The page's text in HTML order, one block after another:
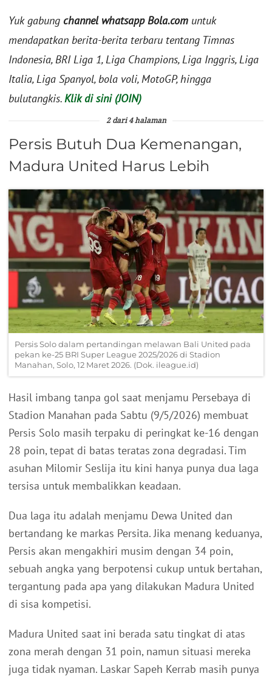
Yuk gabung channel whatsapp Bola.com untuk
mendapatkan berita-berita terbaru tentang Timnas
Indonesia, BRI Liga 1, Liga Champions, Liga Inggris, Liga
Italia, Liga Spanyol, bola voli, MotoGP, hingga
bulutangkis.Klik di sini (JOIN)
2 dari 4 halaman
Persis Butuh Dua Kemenangan,
Madura United Harus Lebih
Persis Solo dalam pertandingan melawan Bali United pada
pekan ke-25 BRI Super League 2025/2026 di Stadion
Manahan, Solo, 12 Maret 2026. (Dok. ileague.id)
Hasil imbang tanpa gol saat menjamu Persebaya di
Stadion Manahan pada Sabtu (9/5/2026) membuat
Persis Solo masih terpaku di peringkat ke-16 dengan
28 poin, tepat di batas teratas zona degradasi. Tim
asuhan Milomir Seslija itu kini hanya punya dua laga
tersisa untuk membalikkan keadaan.
Dua laga itu adalah menjamu Dewa United dan
bertandang ke markas Persita. Jika menang keduanya,
Persis akan mengakhiri musim dengan 34 poin,
sebuah angka yang berpotensi cukup untuk bertahan,
tergantung pada apa yang dilakukan Madura United
di sisa kompetisi.
Madura United saat ini berada satu tingkat di atas
zona merah dengan 31 poin, namun situasi mereka
juga tidak nyaman. Laskar Sapeh Kerrab masih punya